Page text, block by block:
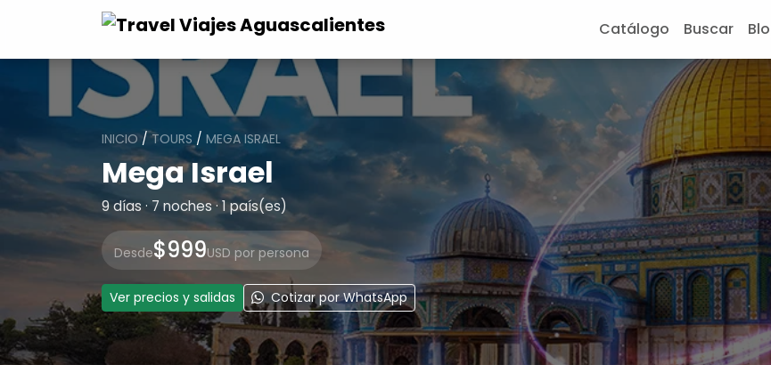
Catálogo Buscar
INICIO/TOURS / MEGA ISRAEL
Mega Israel
9 días · 7 noches · 1 país(es)
Desde$999USD por persona
Ver precios y salidas Cotizar por WhatsApp